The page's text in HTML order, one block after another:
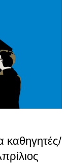
καθηγητές/